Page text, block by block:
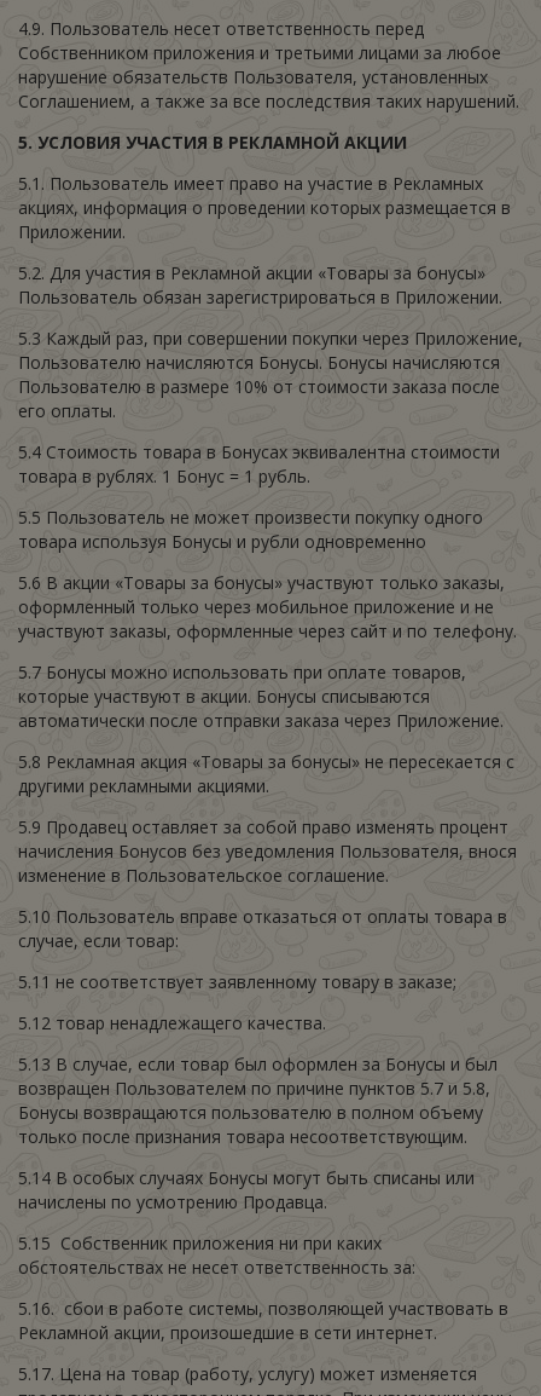
4.9. Пользователь несет ответственность перед
Собственником приложения и третьими лицами за любое
нарушение обязательств Пользователя, установленных
Соглашением, а также за все последствия таких нарушений.
5. УСЛОВИЯ УЧАСТИЯ В РЕКЛАМНОЙ АКЦИИ
5.1. Пользователь имеет право на участие в Рекламных
акциях, информация о проведении которых размещается в
Приложении.
5.2. Для участия в Рекламной акции «Товары за бонусы»
Пользователь обязан зарегистрироваться в Приложении.
5.3 Каждый раз, при совершении покупки через Приложение,
Пользователю начисляются Бонусы. Бонусы начисляются
Пользователю в размере 10% от стоимости заказа после
его оплаты.
5.4 Стоимость товара в Бонусах эквивалентна стоимости
товара в рублях. 1 Бонус = 1 рубль.
5.5 Пользователь не может произвести покупку одного
товара используя Бонусы и рубли одновременно
5.6 В акции «Товары за бонусы» участвуют только заказы,
оформленный только через мобильное приложение и не
участвуют заказы, оформленные через сайт и по телефону.
5.7 Бонусы можно использовать при оплате товаров,
которые участвуют в акции. Бонусы списываются
автоматически после отправки заказа через Приложение.
5.8 Рекламная акция «Товары за бонусы» не пересекается с
другими рекламными акциями.
5.9 Продавец оставляет за собой право изменять процент
начисления Бонусов без уведомления Пользователя, внося
изменение в Пользовательское соглашение.
5.10 Пользователь вправе отказаться от оплаты товара в
случае, если товар:
5.11 не соответствует заявленному товару в заказе;
5.12 товар ненадлежащего качества.
5.13 В случае, если товар был оформлен за Бонусы и был
возвращен Пользователем по причине пунктов 5.7 и 5.8,
Бонусы возвращаются пользователю в полном объему
только после признания товара несоответствующим.
5.14 В особых случаях Бонусы могут быть списаны или
начислены по усмотрению Продавца.
5.15 Собственник приложения ни при каких
обстоятельствах не несет ответственность за:
5.16. сбои в работе системы, позволяющей участвовать в
Рекламной акции, произошедшие в сети интернет.
5.17. Цена на товар (работу, услугу) может изменяется